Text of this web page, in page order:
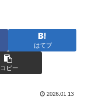
はてブ
コピー
2026.01.13